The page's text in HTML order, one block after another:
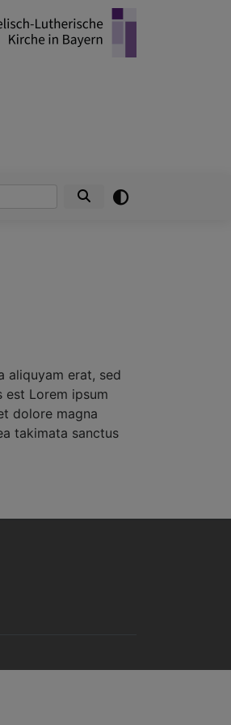
aliquyam erat, sed
Lorem ipsum
dolore magna
takimata sanctus